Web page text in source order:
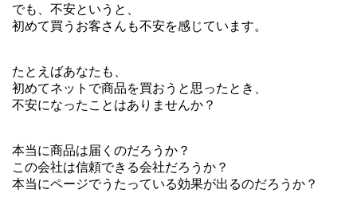
でも、不安というと、
初めて買うお客さんも不安を感じています。
たとえばあなたも、
初めてネットで商品を買おうと思ったとき、
不安になったことはありませんか？
本当に商品は届くのだろうか？
この会社は信頼できる会社だろうか？
本当にページでうたっている効果が出るのだろうか？